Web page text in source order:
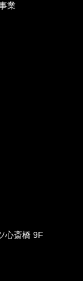
業
心斎橋 9F